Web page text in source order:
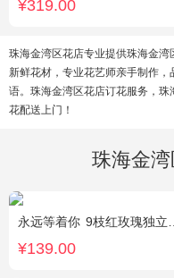
¥319.00
珠海金湾区花店专业提供珠海金
新鲜花材，专业花艺师亲手制作
语。珠海金湾区花店订花服务，
花配送上门！
珠海金
永远等着你 9枝红玫瑰独立包装，黄英丰满。
¥139.00